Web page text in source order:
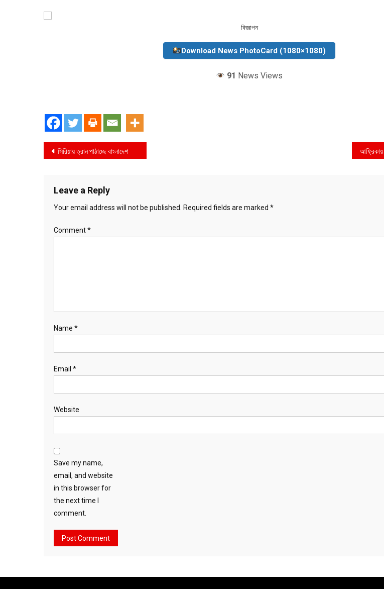
বিজ্ঞাপন
Download News PhotoCard (1080×1080)
91 News Views
Post
সিরিয়ায় ত্রান পাঠাচ্ছে বাংলাদেশ
Leave a Reply
Your email address will not be published. Required fields are marked *
Comment*
Name *
Email *
Website
Save my name,
email, and website
in this browser for
the next time I
comment.